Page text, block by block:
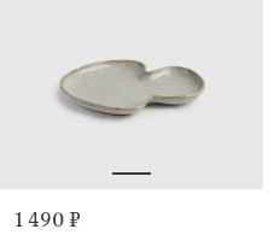
1 490 ₽